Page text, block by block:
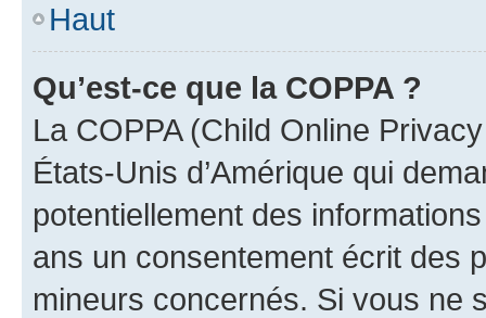
Haut
Qu’est-ce que la COPPA ?
La COPPA (Child Online
États-Unis d’Amérique qui
potentiellement des
ans un consentement écrit des
mineurs concernés. Si vous ne